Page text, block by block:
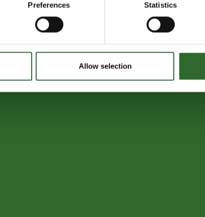
Preferences Statistics
Allow selection